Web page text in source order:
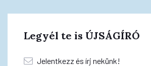
Legyél te is ÚJSÁGÍRÓ
Jelentkezz és írj nekünk!